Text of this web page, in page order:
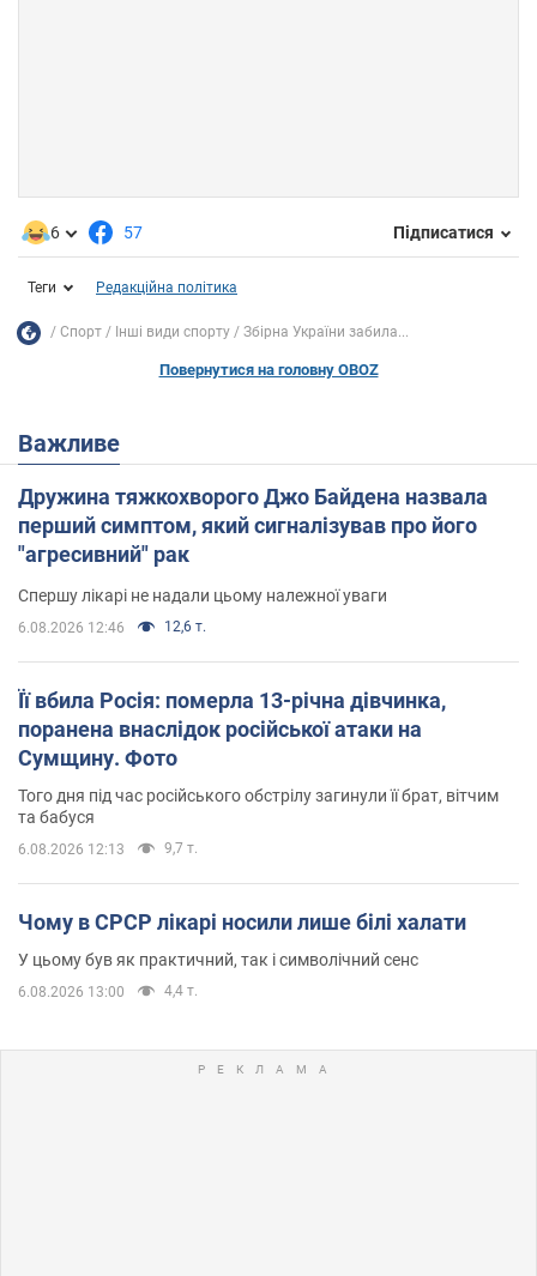
6 57 Підписатися
Теги Редакційна політика
Спорт Інші види спорту Збірна України забила...
Повернутися на головну OBOZ
Важливе
Дружина тяжкохворого Джо Байдена назвала
перший симптом, який сигналізував про його
"агресивний" рак
Спершу лікарі не надали цьому належної уваги
6.08.2026 12:46 12,6 т.
Її вбила Росія: померла 13-річна дівчинка,
поранена внаслідок російської атаки на
Сумщину. Фото
Того дня під час російського обстрілу загинули її брат, вітчим
та бабуся
6.08.2026 12:13 9,7 т.
Чому в СРСР лікарі носили лише білі халати
У цьому був як практичний, так і символічний сенс
6.08.2026 13:00 4,4 т.